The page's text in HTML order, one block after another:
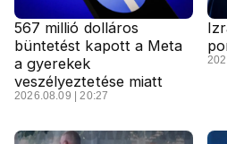
567 millió dolláros
büntetést kapott a Meta
a gyerekek
veszélyeztetése miatt
2026.08.09 | 20:27